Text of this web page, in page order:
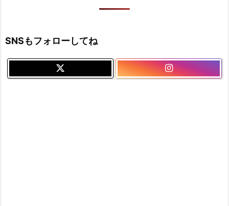
SNSもフォローしてね